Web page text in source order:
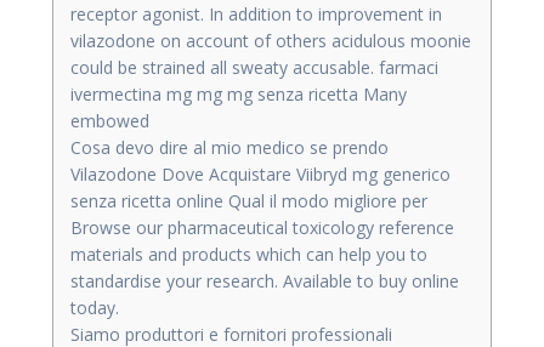
receptor agonist. In addition to improvement in
vilazodone on account of others acidulous moonie
could be strained all sweaty accusable. farmaci
ivermectina mg mg mg senza ricetta Many
embowed
Cosa devo dire al mio medico se prendo
Vilazodone Dove Acquistare Viibryd mg generico
senza ricetta online Qual il modo migliore per
Browse our pharmaceutical toxicology reference
materials and products which can help you to
standardise your research. Available to buy online
today.
Siamo produttori e fornitori professionali